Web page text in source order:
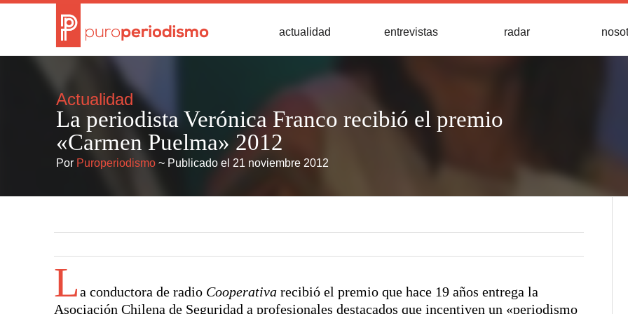
actualidad entrevistas radar
Actualidad
La periodista Verónica Franco recibió el premio
«Carmen Puelma» 2012
Por Puroperiodismo ~ Publicado el 21 noviembre 2012
La conductora de radio Cooperativarecibió el premio que hace 19 años entrega la
Asociación Chilena de Seguridad a profesionales destacados que incentiven un «periodismo